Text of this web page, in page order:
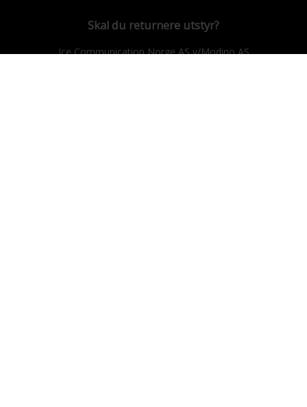
Skal du returnere utstyr?
Ice Communication Norge AS v/Modino AS